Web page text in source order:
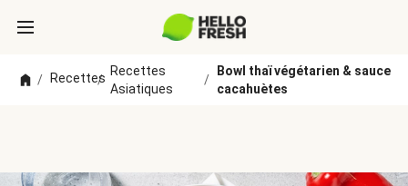
/ Recettes
/
Recettes
Asiatiques
/
Bowl thaï végétarien & sauce
cacahuètes